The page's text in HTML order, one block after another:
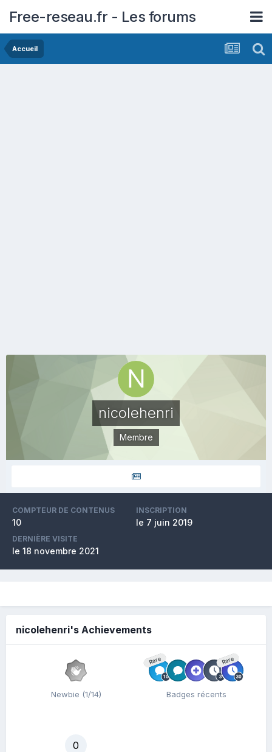
Free-reseau.fr - Les forums
Accueil
nicolehenri
Membre
COMPTEUR DE CONTENUS
10
INSCRIPTION
le 7 juin 2019
DERNIÈRE VISITE
le 18 novembre 2021
nicolehenri's Achievements
Newbie (1/14)
Rare Rare
Badges récents
0